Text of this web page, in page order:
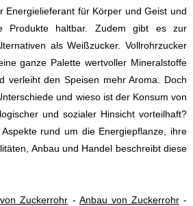
Energielieferant für Körper und Geist und
Produkte haltbar. Zudem gibt es zur
als Weißzucker. Vollrohrzucker
ganze Palette wertvoller Mineralstoffe
verleiht den Speisen mehr Aroma. Doch
und wieso ist der Konsum von
und sozialer Hinsicht vorteilhaft?
rund um die Energiepflanze, ihre
Anbau und Handel beschreibt diese
Zuckerrohr - Anbau von Zuckerrohr-